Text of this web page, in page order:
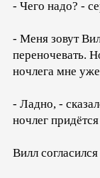
- Чего надо? -
- Меня зовут
переночевать.
ночлега мне
- Ладно, -
ночлег
Вилл